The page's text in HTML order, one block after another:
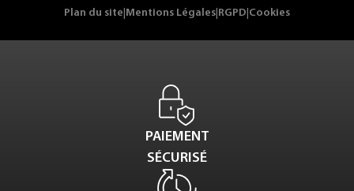
Plan du site Mentions Légales RGPD Cookies
PAIEMENT
SÉCURISÉ